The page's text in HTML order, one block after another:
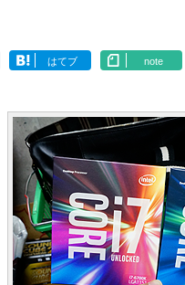
はてブ note